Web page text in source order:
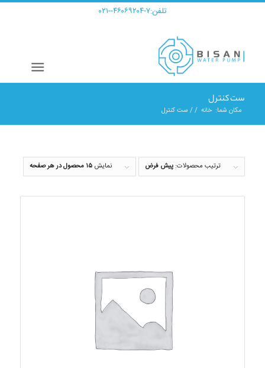
تلفن:۷-۴۶۰۶۹۲۰۴--۰۲۱
ست کنترل
مکان شما: خانه /
/ ست کنترل
ترتیب محصولات: پیش فرض نمایش ۱۵ محصول در هر صفحه